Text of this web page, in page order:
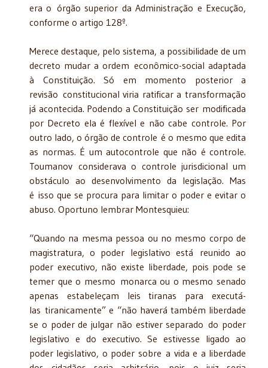
era o órgão superior da Administração e Execução,
conforme o artigo 128º.
Merece destaque, pelo sistema, a possibilidade de um
decreto mudar a ordem econômico-social adaptada
à Constituição. Só em momento posterior a
revisão constitucional viria ratificar a transformação
já acontecida. Podendo a Constituição ser modificada
por Decreto ela é flexível e não cabe controle. Por
outro lado, o órgão de controle é o mesmo que edita
as normas. É um autocontrole que não é controle.
Toumanov considerava o controle jurisdicional um
obstáculo ao desenvolvimento da legislação. Mas
é isso que se procura para limitar o poder e evitar o
abuso. Oportuno lembrar Montesquieu:
“Quando na mesma pessoa ou no mesmo corpo de
magistratura, o poder legislativo está reunido ao
poder executivo, não existe liberdade, pois pode se
temer que o mesmo monarca ou o mesmo senado
apenas estabeleçam leis tiranas para executá-
las tiranicamente” e “não haverá também liberdade
se o poder de julgar não estiver separado do poder
legislativo e do executivo. Se estivesse ligado ao
poder legislativo, o poder sobre a vida e a liberdade